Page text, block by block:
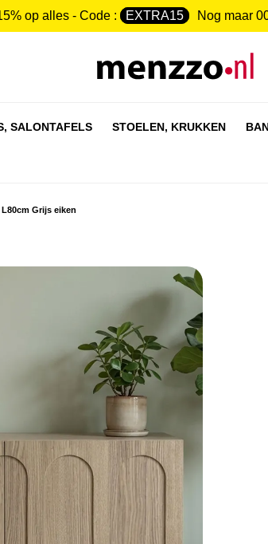
op alles - Code : EXTRA15 Nog maar
SALONTAFELS STOELEN, KRUKKEN
Grijs eiken